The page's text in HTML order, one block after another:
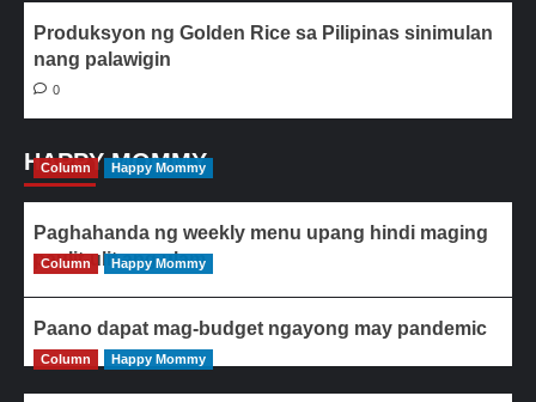
Produksyon ng Golden Rice sa Pilipinas sinimulan
nang palawigin
0
HAPPY MOMMY
Column Happy Mommy
Paghahanda ng weekly menu upang hindi maging
paulit-ulit ang ulam
Column Happy Mommy
Paano dapat mag-budget ngayong may pandemic
Column Happy Mommy